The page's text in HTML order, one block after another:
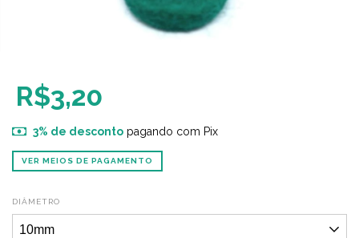
R$3,20
3% de descontopagando com Pix
VER MEIOS DE PAGAMENTO
DIÂMETRO